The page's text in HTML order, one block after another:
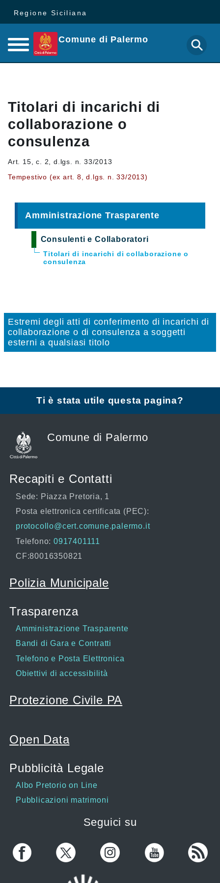
Regione Siciliana
Comune di Palermo
Titolari di incarichi di
collaborazione o
consulenza
Art. 15, c. 2, d.lgs. n. 33/2013
Tempestivo (ex art. 8, d.lgs. n. 33/2013)
Amministrazione Trasparente
Consulenti e Collaboratori
Titolari di incarichi di collaborazione o
consulenza
Estremi degli atti di conferimento di incarichi di
collaborazione o di consulenza a soggetti
esterni a qualsiasi titolo
Ti è stata utile questa pagina?
Comune di Palermo
Recapiti e Contatti
Sede: Piazza Pretoria, 1
Posta elettronica certificata (PEC):
protocollo@cert.comune.palermo.it
Telefono: 0917401111
CF:80016350821
Polizia Municipale
Trasparenza
Amministrazione Trasparente
Bandi di Gara e Contratti
Telefono e Posta Elettronica
Obiettivi di accessibilità
Protezione Civile PA
Open Data
Pubblicità Legale
Albo Pretorio on Line
Pubblicazioni matrimoni
Seguici su